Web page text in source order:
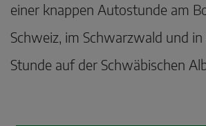
einer knappen Autostunde am
Schweiz, im Schwarzwald und
Stunde auf der Schwäbischen